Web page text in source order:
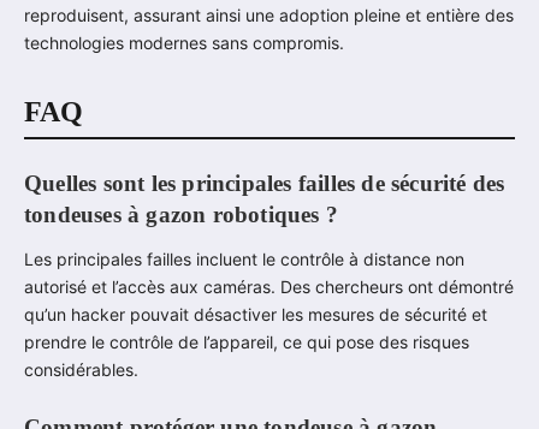
reproduisent, assurant ainsi une adoption pleine et entière des
technologies modernes sans compromis.
FAQ
Quelles sont les principales failles de sécurité des
tondeuses à gazon robotiques ?
Les principales failles incluent le contrôle à distance non
autorisé et l’accès aux caméras. Des chercheurs ont démontré
qu’un hacker pouvait désactiver les mesures de sécurité et
prendre le contrôle de l’appareil, ce qui pose des risques
considérables.